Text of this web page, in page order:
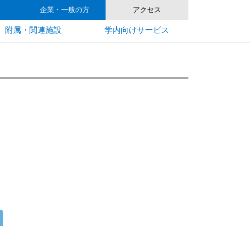
企業・一般の方 アクセス
附属・関連施設 学内向けサービス